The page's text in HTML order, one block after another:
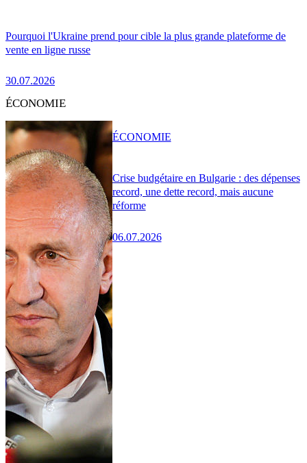
Pourquoi l'Ukraine prend pour cible la plus grande plateforme de
vente en ligne russe
30.07.2026
ÉCONOMIE
Crise budgétaire en Bulgarie : des dépenses
record, une dette record, mais aucune
réforme
06.07.2026
ÉCONOMIE